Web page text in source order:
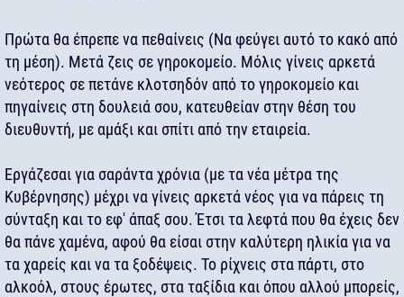
Πρώτα θα έπρεπε να πεθαίνεις (Να φεύγει αυτό το κακό από
τη μέση). Μετά ζεις σε γηροκομείο. Μόλις γίνεις αρκετά
νεότερος σε πετάνε κλοτσηδόν από το γηροκομείο και
πηγαίνεις στη δουλειά σου, κατευθείαν στην θέση του
διευθυντή, με αμάξι και σπίτι από την εταιρεία.
Εργάζεσαι για σαράντα χρόνια (με τα νέα μέτρα της
Κυβέρνησης) μέχρι να γίνεις αρκετά νέος για να πάρεις τη
σύνταξη και το εφ' άπαξ σου. Έτσι τα λεφτά που θα έχεις δεν
θα πάνε χαμένα, αφού θα είσαι στην καλύτερη ηλικία για να
τα χαρείς και να τα ξοδέψεις. Το ρίχνεις στα πάρτι, στο
αλκοόλ, στους έρωτες, στα ταξίδια και όπου αλλού μπορείς,